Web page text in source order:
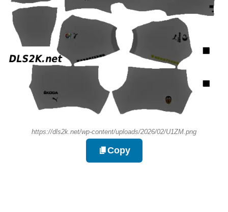
https://dls2k.net/wp-content/uploads/2026/02/U1ZM.png
Copy